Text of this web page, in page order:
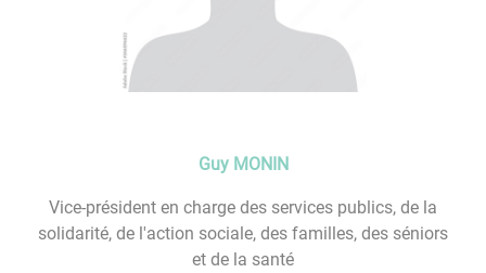
Guy MONIN
Vice-président en charge des services publics, de la
solidarité, de l'action sociale, des familles, des séniors
et de la santé